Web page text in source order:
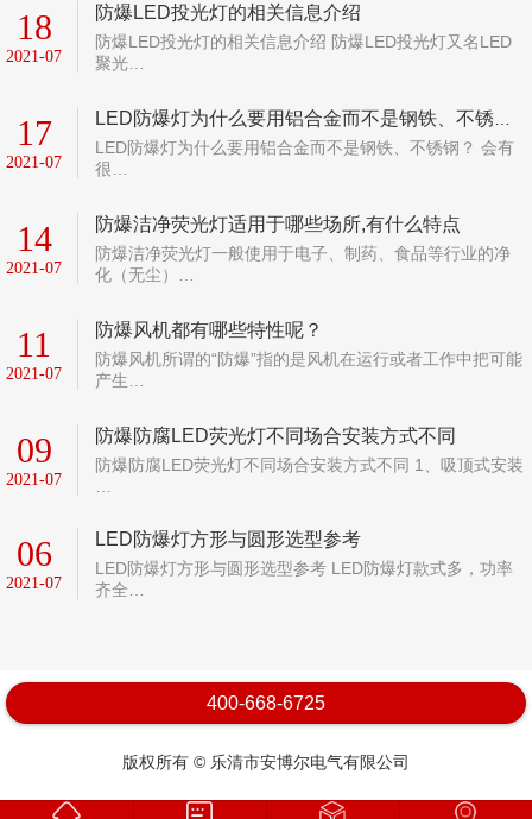
18
2021-07
防爆LED投光灯的相关信息介绍
防爆LED投光灯的相关信息介绍 防爆LED投光灯又名LED
聚光…
17
2021-07
LED防爆灯为什么要用铝合金而不是钢铁、不锈钢？ 会有
很…
14
2021-07
防爆洁净荧光灯适用于哪些场所,有什么特点
防爆洁净荧光灯一般使用于电子、制药、食品等行业的净
化（无尘）…
11
2021-07
防爆风机都有哪些特性呢？
防爆风机所谓的“防爆”指的是风机在运行或者工作中把可能
产生…
09
2021-07
防爆防腐LED荧光灯不同场合安装方式不同
防爆防腐LED荧光灯不同场合安装方式不同 1、吸顶式安装
06
2021-07
LED防爆灯方形与圆形选型参考
LED防爆灯方形与圆形选型参考 LED防爆灯款式多，功率
齐全…
400-668-6725
版权所有 © 乐清市安博尔电气有限公司